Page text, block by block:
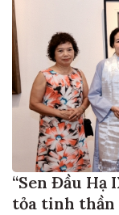
“Sen Đầu Hạ
tỏa tinh thần